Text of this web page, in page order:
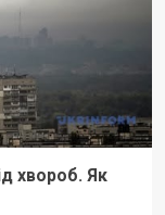
хвороб. Як